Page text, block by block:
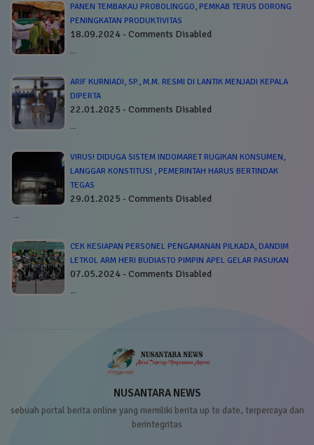
PANEN TEMBAKAU PROBOLINGGO, PEMKAB TERUS DORONG
PENINGKATAN PRODUKTIVITAS
18.09.2024 - Comments Disabled
…
ARIF KURNIADI, SP., M.M. RESMI DI LANTIK MENJADI KEPALA
DIPERTA
22.01.2025 - Comments Disabled
…
VIRUS! DIDUGA SISTEM INDOMARET RUGIKAN KONSUMEN,
LANGGAR KONSTITUSI , PEMERINTAH HARUS BERTINDAK
TEGAS
29.01.2025 - Comments Disabled
…
CEK KESIAPAN PERSONEL PENGAMANAN PILKADA, DANDIM
LETKOL ARM HERI BUDIASTO PIMPIN APEL GELAR PASUKAN
07.05.2024 - Comments Disabled
…
NUSANTARA NEWS
sebuah portal berita online yang memiliki berita up to date, terpercaya dan
berintegritas